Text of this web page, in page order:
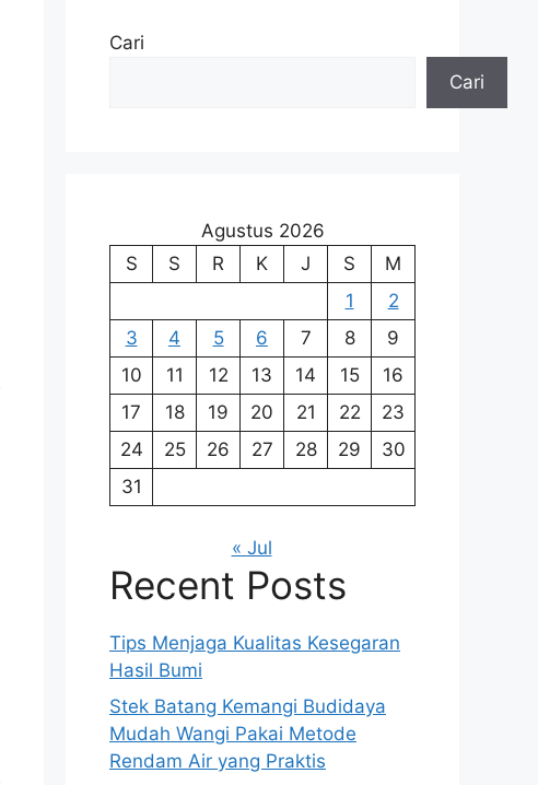
Cari
Cari
Agustus 2026
S
S R K J S
M
1
2
3
4 5 6 7 8
9
10
11 12 13 14 15
16
17
18 19 20 21 22
23
24
25 26 27 28 29
30
31
« Jul
Recent Posts
Tips Menjaga Kualitas Kesegaran
Hasil Bumi
Stek Batang Kemangi Budidaya
Mudah Wangi Pakai Metode
Rendam Air yang Praktis